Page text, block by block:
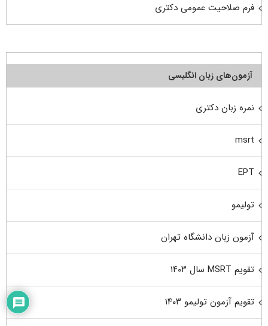
فرم صلاحیت عمومی دکتری
آزمون‌های زبان انگلیسی
نمره زبان دکتری
msrt
EPT
تولیمو
آزمون زبان دانشگاه تهران
تقویم MSRT سال ۱۴۰۳
تقویم آزمون تولیمو ۱۴۰۳